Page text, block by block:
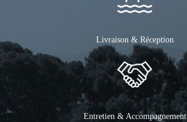
Livraison & Réception
Entretien & Accompagnement